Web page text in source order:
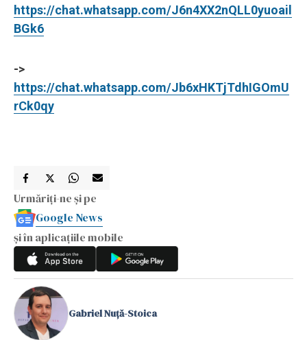
https://chat.whatsapp.com/J6n4XX2nQLL0yuoail
BGk6
->
https://chat.whatsapp.com/Jb6xHKTjTdhIGOmU
rCk0qy
Urmăriți-ne și pe
Google News
și în aplicațiile mobile
Gabriel Nuță-Stoica